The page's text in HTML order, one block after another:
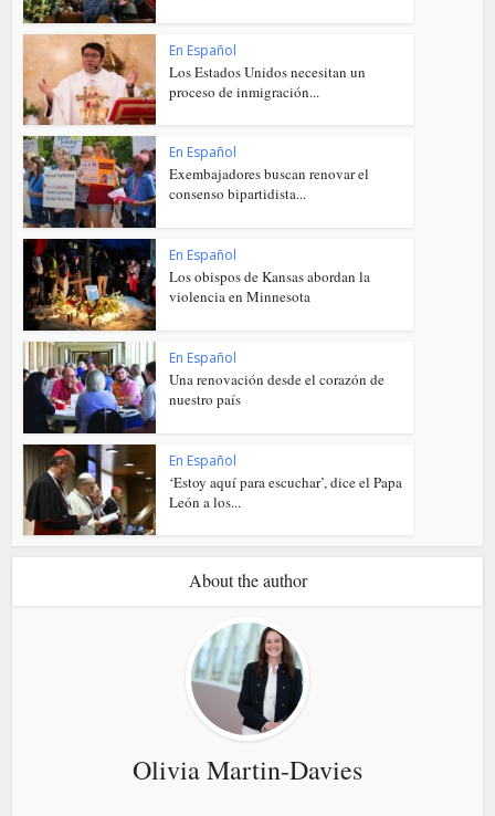
En Español
Los Estados Unidos necesitan un
proceso de inmigración...
En Español
Exembajadores buscan renovar el
consenso bipartidista...
En Español
Los obispos de Kansas abordan la
violencia en Minnesota
En Español
Una renovación desde el corazón de
nuestro país
En Español
‘Estoy aquí para escuchar’, dice el Papa
León a los...
About the author
Olivia Martin-Davies